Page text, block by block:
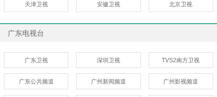
天津卫视 安徽卫视 北京卫视
广东电视台
广东卫视 深圳卫视 TVS2南方卫视
广东公共频道 广州新闻频道 广州影视频道